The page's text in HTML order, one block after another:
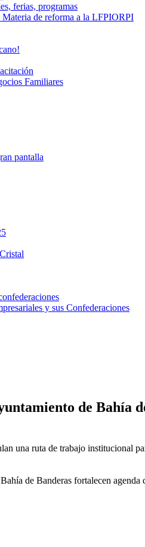
ferias, programas
de reforma a la LFPIORPI
Familiares
pantalla
y sus Confederaciones
de Bahía
una ruta de trabajo institucional
de Banderas fortalecen agenda